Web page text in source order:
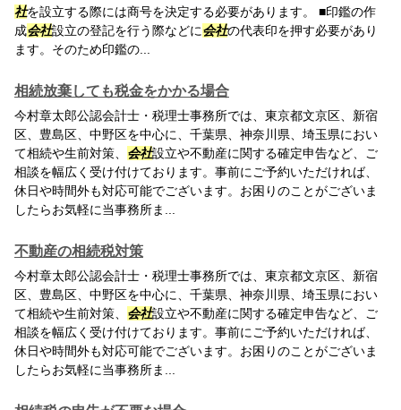
社を設立する際には商号を決定する必要があります。 ■印鑑の作
成会社設立の登記を行う際などに会社の代表印を押す必要があり
ます。そのため印鑑の...
相続放棄しても税金をかかる場合
今村章太郎公認会計士・税理士事務所では、東京都文京区、新宿
区、豊島区、中野区を中心に、千葉県、神奈川県、埼玉県におい
て相続や生前対策、 会社設立や不動産に関する確定申告など、ご
相談を幅広く受け付けております。事前にご予約いただければ、
休日や時間外も対応可能でございます。お困りのことがございま
したらお気軽に当事務所ま...
不動産の相続税対策
今村章太郎公認会計士・税理士事務所では、東京都文京区、新宿
区、豊島区、中野区を中心に、千葉県、神奈川県、埼玉県におい
て相続や生前対策、 会社設立や不動産に関する確定申告など、ご
相談を幅広く受け付けております。事前にご予約いただければ、
休日や時間外も対応可能でございます。お困りのことがございま
したらお気軽に当事務所ま...